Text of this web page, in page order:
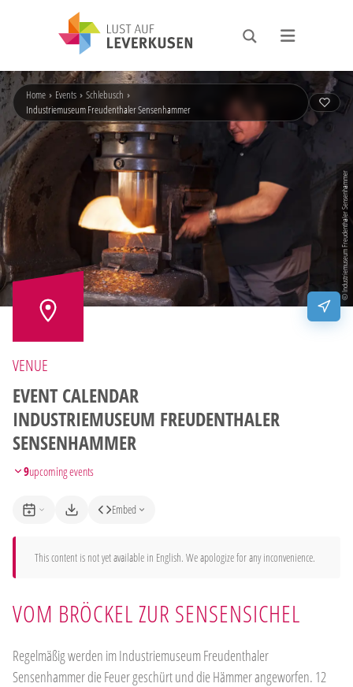
Home › Events › Schlebusch ›
Industriemuseum Freudenthaler Sensenhammer
© Industriemuseum Freudenthaler Sensenhammer
VENUE
EVENT CALENDAR
INDUSTRIEMUSEUM FREUDENTHALER
SENSENHAMMER
9upcoming events
Embed
This content is not yet available in English. We apologize for any inconvenience.
VOM BRÖCKEL ZUR SENSENSICHEL
Regelmäßig werden im Industriemuseum Freudenthaler
Sensenhammer die Feuer geschürt und die Hämmer angeworfen. 12